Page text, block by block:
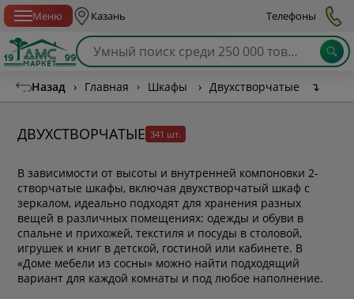
Меню Казань Телефоны
Назад › Главная › Шкафы › Двухстворчатые ↴
ДВУХСТВОРЧАТЫЕ 341 шт.
В зависимости от высоты и внутренней компоновки 2-
створчатые шкафы, включая двухстворчатый шкаф с
зеркалом, идеально подходят для хранения разных
вещей в различных помещениях: одежды и обуви в
спальне и прихожей, текстиля и посуды в столовой,
игрушек и книг в детской, гостиной или кабинете. В
«Доме мебели из сосны» можно найти подходящий
вариант для каждой комнаты и под любое наполнение.